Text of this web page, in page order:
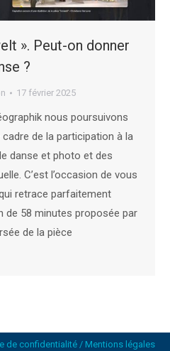
». Peut-on donner
?
17 février 2025
nous poursuivons
de la participation à la
danse et photo et des
C’est l’occasion de vous
retrace parfaitement
de 58 minutes proposée par
de la pièce
de confidentialité/ Mentions légales